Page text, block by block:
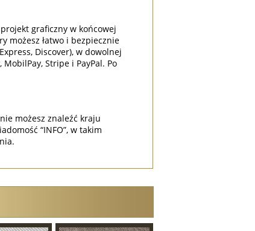
graficzny w końcowej
możesz łatwo i bezpiecznie
Discover), w dowolnej
Stripe i PayPal. Po
możesz znaleźć kraju
“INFO”, w takim